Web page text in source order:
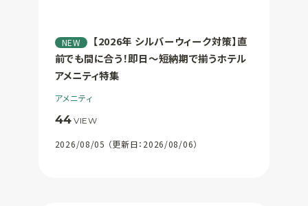
NEW
【2026年 シルバーウィーク対策】直
前でも間に合う！即日〜短納期で揃うホテル
アメニティ特集
アメニティ
44 VIEW
2026/08/05 （更新日：2026/08/06）